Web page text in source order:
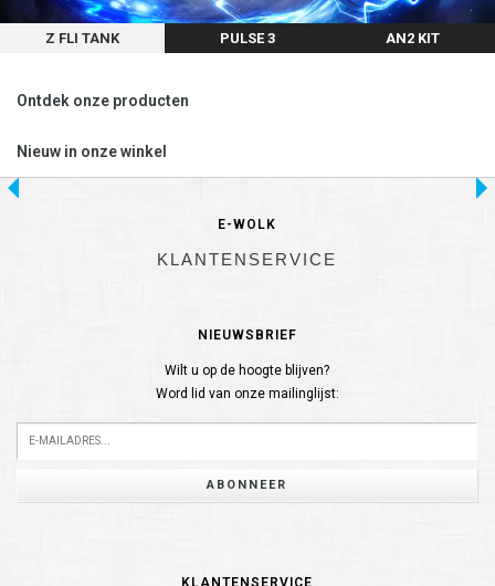
Z FLI TANK PULSE 3 AN2 KIT
Ontdek onze producten
Nieuw in onze winkel
E-WOLK
KLANTENSERVICE
NIEUWSBRIEF
Wilt u op de hoogte blijven?
Word lid van onze mailinglijst:
ABONNEER
KLANTENSERVICE